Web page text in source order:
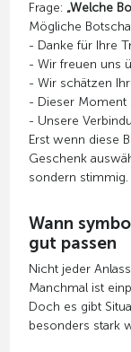
Frage: „Welche
Mögliche
- Danke für Ihre
- Wir freuen uns
- Wir schätzen
- Dieser Moment
- Unsere
Erst wenn diese
Geschenk
sondern stimmig.
Wann
gut passen
Nicht jeder
Manchmal ist
Doch es gibt
besonders stark